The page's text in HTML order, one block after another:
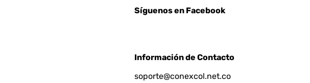
Síguenos en Facebook
Información de Contacto
soporte@conexcol.net.co